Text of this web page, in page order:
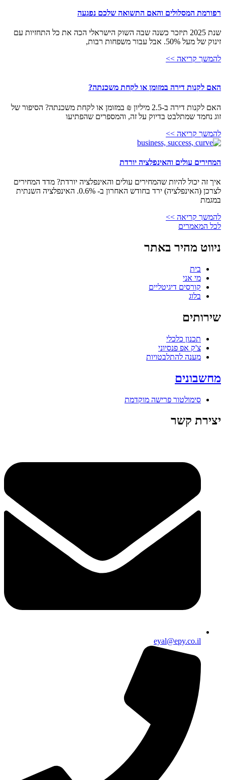
רפורמת המסלולים והאם התשואה שלכם נפגעה
שנת 2025 תיזכר כשנה שבה השוק הישראלי הכה את כל התחזיות עם
זינוק של מעל 50%. אבל עבור משפחות רבות,
להמשך קריאה >>
האם לקנות דירה במזומן או לקחת משכנתה?
האם לקנות דירה ב-2.5 מיליון ₪ במזומן או לקחת משכנתה? הסיפור של
זוג נחמד שמתלבט בדיוק על זה, והמספרים שהפתיעו
להמשך קריאה >>
המחירים עולים והאינפלציה יורדת
איך זה יכול להיות שהמחירים עולים והאינפלציה יורדת? מדד המחירים
לצרכן (האינפלציה) ירד בחודש האחרון ב- 0.6%. האינפלציה השנתית
במגמת
להמשך קריאה >>
לכל המאמרים
ניווט מהיר באתר
בית
מי אני
קורסים דיגיטליים
בלוג
שירותים
תכנון כלכלי
צ'ק אפ פנסיוני
מענה להתלבטויות
מחשבונים
סימולטור פרישה מוקדמת
יצירת קשר
eyal@epy.co.il